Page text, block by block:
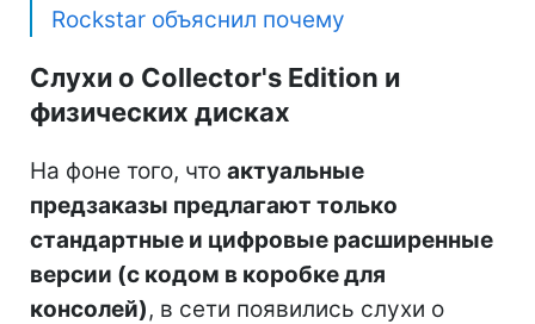
Rockstar объяснил почему
Слухи о Collector's Edition и
физических дисках
На фоне того, что актуальные
предзаказы предлагают только
стандартные и цифровые расширенные
версии (с кодом в коробке для
консолей), в сети появились слухи о